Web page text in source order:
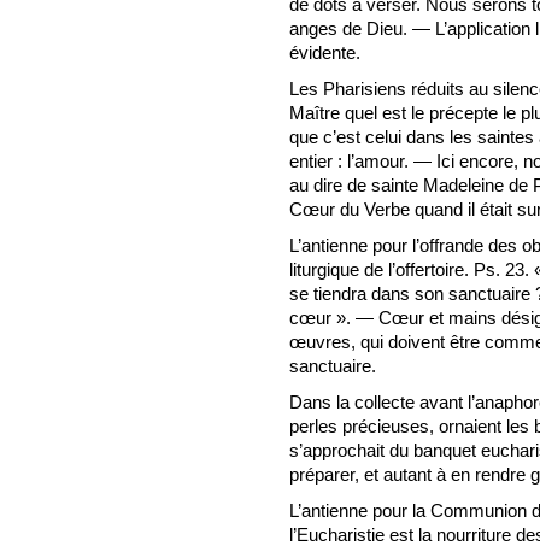
de dots à verser. Nous serons
anges de Dieu. — L’application
évidente.
Les Pharisiens réduits au
Maître quel est le précepte le
que c’est celui dans les
entier : l’amour. — Ici encore,
au dire de sainte Madeleine de
Cœur du Verbe quand il était
L’antienne pour l’offrande des
liturgique de l’offertoire. Ps.
se tiendra dans son sanctuaire
cœur ». — Cœur et mains
œuvres, qui doivent être
sanctuaire.
Dans la collecte avant
perles précieuses, ornaient les
s’approchait du banquet
préparer, et autant à en rendre
L’antienne pour la
l’Eucharistie est la nourriture